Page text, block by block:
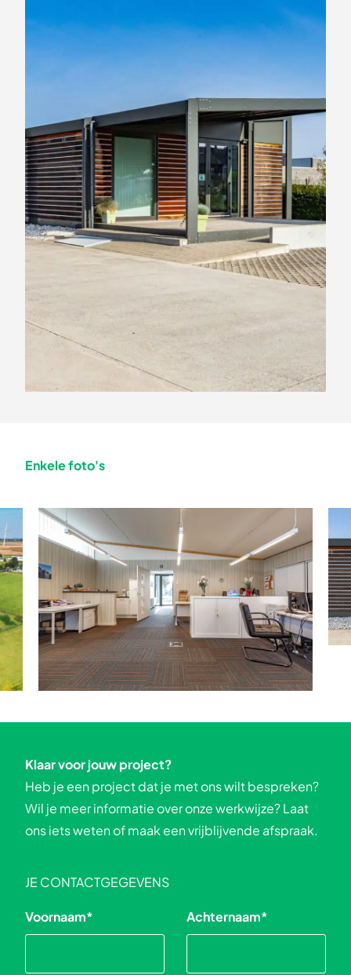
Enkele foto's
Klaar voor jouw project?
Heb je een project dat je met ons wilt bespreken?
Wil je meer informatie over onze werkwijze? Laat
ons iets weten of maak een vrijblijvende afspraak.
JE CONTACTGEGEVENS
Voornaam* Achternaam*